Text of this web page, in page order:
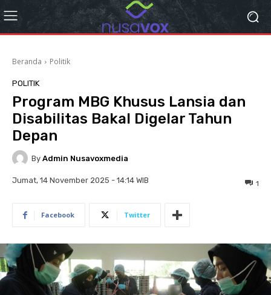
Beranda Politik
POLITIK
Program MBG Khusus Lansia dan
Disabilitas Bakal Digelar Tahun
Depan
By Admin Nusavoxmedia
Jumat, 14 November 2025 - 14:14 WIB 1
Facebook Twitter